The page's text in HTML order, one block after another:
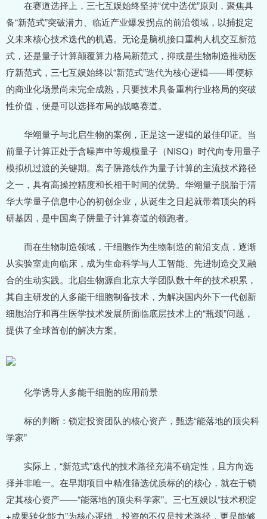
在赛道选择上，三七互娱始终坚持“优中选优”原则，聚焦具
备“新范式”突破潜力、临近产业爆发拐点的前沿领域，以捕捉定
义未来核心技术迭代的机遇。无论是脑机接口重构人机交互新范
式，还是量子计算颠覆算力格局新范式，抑或是生物制造推动医
疗新范式，三七互娱始终以“新范式”迭代为核心逻辑——即便标
的商业化场景尚未完全成熟，只要技术具备重构行业格局的突破
性价值，便是可以选择布局的战略赛道。
华翊量子与北启生物的案例，正是这一逻辑的最佳印证。当
前量子计算正处于含噪声中等规模量子（NISQ）时代向专用量子
模拟机过渡的关键期。离子阱路线作为量子计算的主流技术路径
之一，具有高操控精度和长相干时间的优势。华翊量子脱胎于清
华大学量子信息中心的初创企业，从诞生之日起就带着顶尖的科
研基因，是中国离子阱量子计算赛道的领跑者。
而在生物制造领域，干细胞作为生物制造的前沿支点，逐渐
从实验室走向临床，成为生命科学与人工智能、先进制造交叉融
合的生动实践。北启生物源自北京大学团队数十年的技术积累，
其自主研发的人多能干细胞制备技术，为解决国内外下一代创新
细胞治疗和再生医学技术发展所面临底层技术上的“瓶颈”问题，
提供了全球首创的解决方案。
化学诱导人多能干细胞的应用前景
标的判断：锁定投资团队的核心资产，甄选“能落地的顶尖科
学家”
实际上，“新范式”迭代的技术路径充满不确定性，且方向选
择并非唯一。在早期项目中精准筛选优质标的的核心，就在于锁
定其核心资产——“能落地的顶尖科学家”。三七互娱以“技术积淀
+成果转化能力”为核心逻辑，投资的不仅是技术路径，更是能够